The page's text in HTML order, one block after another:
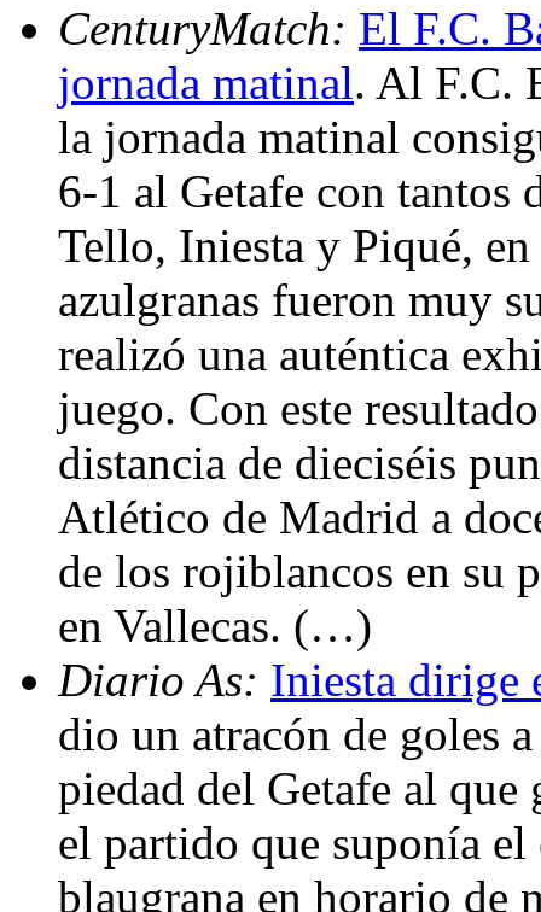
CenturyMatch: El F.C.
jornada matinal. Al F.C.
la jornada matinal
6-1 al Getafe con tantos
Tello, Iniesta y Piqué,
azulgranas fueron muy
realizó una auténtica
juego. Con este
distancia de dieciséis
Atlético de Madrid a
de los rojiblancos en su
en Vallecas. (…)
Diario As: Iniesta dirige
dio un atracón de goles
piedad del Getafe al
el partido que suponía
blaugrana en horario de